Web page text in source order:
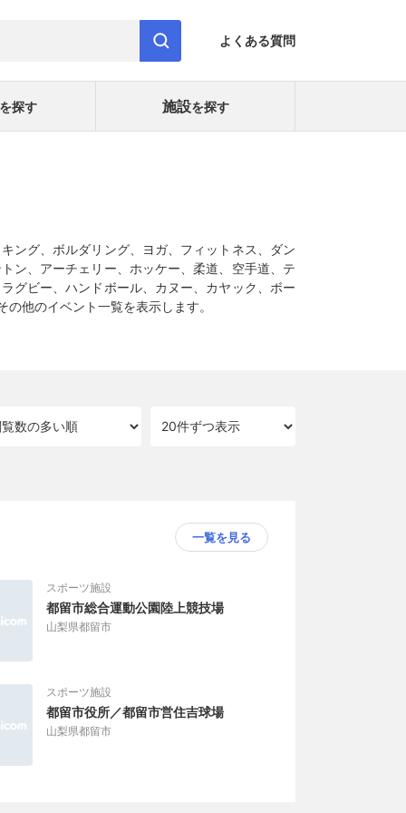
よくある質問
を探す 施設を探す
ング、ボルダリング、ヨガ、フィットネス、ダン
ン、アーチェリー、ホッケー、柔道、空手道、テ
グビー、ハンドボール、カヌー、カヤック、ボー
他のイベント一覧を表示します。
一覧を見る
スポーツ施設
都留市総合運動公園陸上競技場
山梨県都留市
スポーツ施設
都留市役所／都留市営住吉球場
山梨県都留市